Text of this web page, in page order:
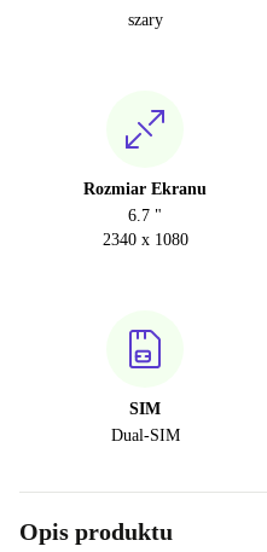
szary
Rozmiar Ekranu
6.7 "
2340 x 1080
SIM
Dual-SIM
Opis produktu